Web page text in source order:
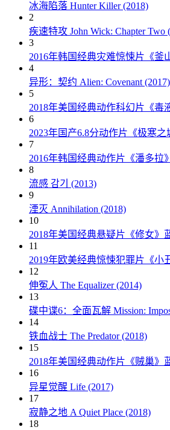
冰海陷落 Hunter Killer (2018)
2
疾速特攻 John Wick: Chapter Two
3
2016年韩国经典灾难惊悚片《釜
4
异形：契约 Alien: Covenant (2017)
5
2018年美国经典动作科幻片《毒
6
2023年国产6.8分动作片《极寒
7
2016年韩国经典动作片《潘多拉
8
流感 감기 (2013)
9
湮灭 Annihilation (2018)
10
2018年美国经典悬疑片《修女》
11
2019年欧美经典惊悚犯罪片《小
12
伸冤人 The Equalizer (2014)
13
碟中谍6：全面瓦解 Mission:
14
铁血战士 The Predator (2018)
15
2018年美国经典动作片《贼巢》
16
异星觉醒 Life (2017)
17
寂静之地 A Quiet Place (2018)
18